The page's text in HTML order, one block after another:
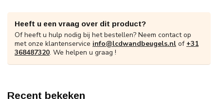
Heeft u een vraag over dit product?
Of heeft u hulp nodig bij het bestellen? Neem contact op
met onze klantenservice info@lcdwandbeugels.nl of +31
368487320. We helpen u graag !
Recent bekeken